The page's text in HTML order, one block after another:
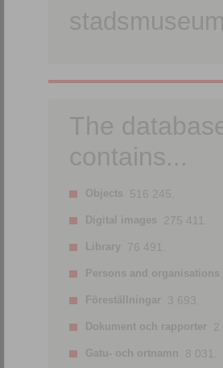
The
contains...
Objects 516 245.
Digital images 275 411.
Library 76 491.
Persons and organisations
Föreställningar 3 693.
Dokument och rapporter
Gatu- och ortnamn 8 031.